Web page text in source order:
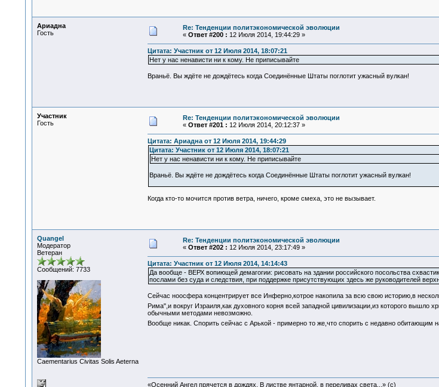
Ариадна
Гость
Re: Тенденции политэкономической эволюции
« Ответ #200 : 12 Июля 2014, 19:44:29 »
Цитата: Участник от 12 Июля 2014, 18:07:21
Нет у нас ненависти ни к кому. Не приписывайте
Враньё. Вы ждёте не дождётесь когда Соединённые Штаты поглотит ужасный вулкан!
Участник
Гость
Re: Тенденции политэкономической эволюции
« Ответ #201 : 12 Июля 2014, 20:12:37 »
Цитата: Ариадна от 12 Июля 2014, 19:44:29
Цитата: Участник от 12 Июля 2014, 18:07:21
Нет у нас ненависти ни к кому. Не приписывайте
Враньё. Вы ждёте не дождётесь когда Соединённые Штаты поглотит ужасный вулкан!
Когда кто-то мочится против ветра, ничего, кроме смеха, это не вызывает.
Quangel
Модератор
Ветеран
Сообщений: 7733
Сaementarius Civitas Solis Aeterna
Re: Тенденции политэкономической эволюции
« Ответ #202 : 12 Июля 2014, 23:17:49 »
Цитата: Участник от 12 Июля 2014, 14:14:43
Да вообще - ВЕРХ вопиющей демагогии: рисовать на здании российского посольства
послами без суда и следствия, при поддержке присутствующих здесь же руководителей
Сейчас ноосфера концентрирует все Инферно,котрое накопила за всю свою историю,в
Рима",и вокруг Израиля,как духовного корня всей западной цивилизации,из которого вышло
обычными методами невозможно.
Вообще никак. Спорить сейчас с Арькой - примерно то же,что спорить с недавно
«Осенний Ангел прячется в дождях. В листве янтарной, в переливах света...» (c)